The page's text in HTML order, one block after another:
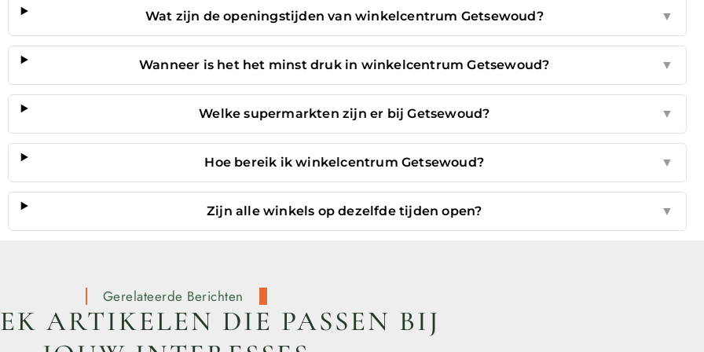
Wat zijn de openingstijden van winkelcentrum Getsewoud? ▼
Wanneer is het het minst druk in winkelcentrum Getsewoud? ▼
Welke supermarkten zijn er bij Getsewoud? ▼
Hoe bereik ik winkelcentrum Getsewoud? ▼
Zijn alle winkels op dezelfde tijden open? ▼
Gerelateerde Berichten
ARTIKELEN DIE PASSEN BIJ